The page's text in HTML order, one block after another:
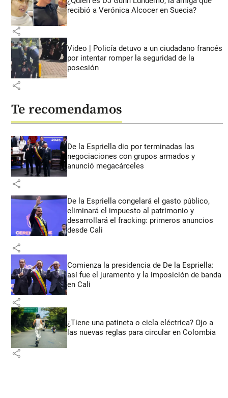
recibió a Verónica Alcocer en Suecia?
share
Video | Policía detuvo a un ciudadano francés
por intentar romper la seguridad de la
posesión
share
Te recomendamos
De la Espriella dio por terminadas las
negociaciones con grupos armados y
anunció megacárceles
share
De la Espriella congelará el gasto público,
eliminará el impuesto al patrimonio y
desarrollará el fracking: primeros anuncios
desde Cali
share
Comienza la presidencia de De la Espriella:
así fue el juramento y la imposición de banda
en Cali
share
¿Tiene una patineta o cicla eléctrica? Ojo a
las nuevas reglas para circular en Colombia
share